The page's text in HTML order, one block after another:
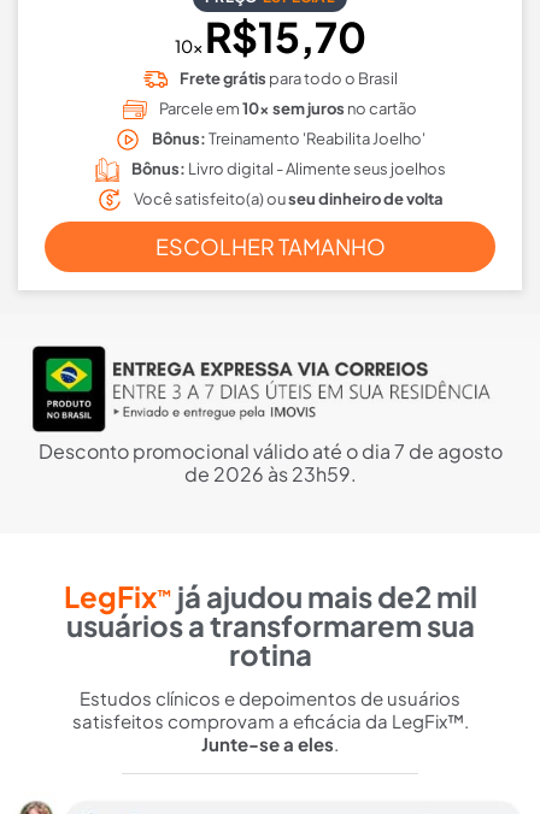
10x R$15,70
Frete grátis para todo o Brasil
Parcele em10x sem juros no cartão
Bônus:Treinamento 'Reabilita Joelho'
Bônus: Livro digital - Alimente seus joelhos
Você satisfeito(a) ouseu dinheiro de volta
ESCOLHER TAMANHO
Desconto promocional válido até o dia 7 de agosto
de 2026 às 23h59.
LegFix™ já ajudou mais de2 mil
usuários a transformarem sua
rotina
Estudos clínicos e depoimentos de usuários
satisfeitos comprovam a eficácia da LegFix™.
Junte-se a eles.